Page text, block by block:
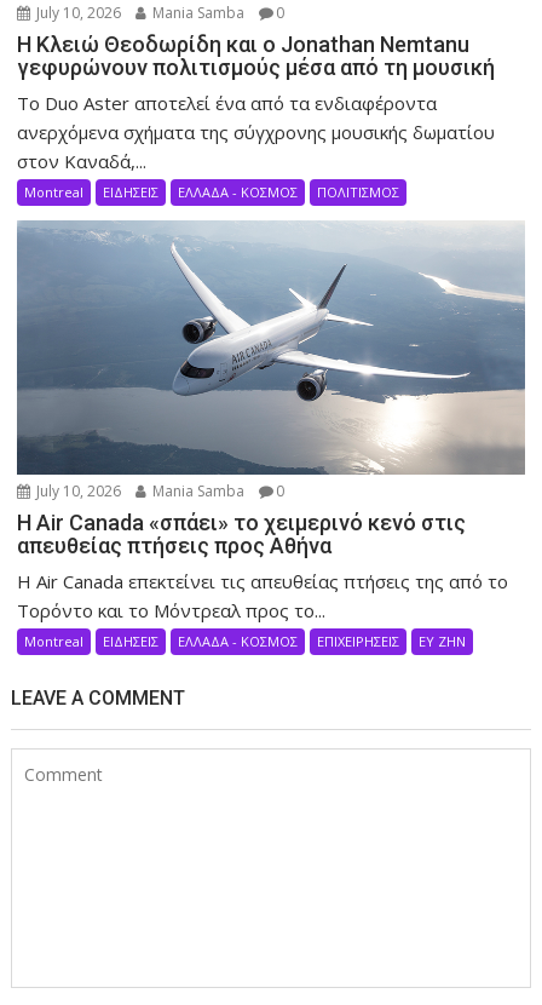
July 10, 2026 Mania Samba 0
Η Κλειώ Θεοδωρίδη και ο Jonathan Nemtanu
γεφυρώνουν πολιτισμούς μέσα από τη μουσική
Το Duo Aster αποτελεί ένα από τα ενδιαφέροντα
ανερχόμενα σχήματα της σύγχρονης μουσικής δωματίου
στον Καναδά,...
Montreal ΕΙΔΗΣΕΙΣ ΕΛΛΑΔΑ - ΚΟΣΜΟΣ ΠΟΛΙΤΙΣΜΟΣ
July 10, 2026 Mania Samba 0
Η Air Canada «σπάει» το χειμερινό κενό στις
απευθείας πτήσεις προς Αθήνα
Η Air Canada επεκτείνει τις απευθείας πτήσεις της από το
Τορόντο και το Μόντρεαλ προς το...
Montreal ΕΙΔΗΣΕΙΣ ΕΛΛΑΔΑ - ΚΟΣΜΟΣ ΕΠΙΧΕΙΡΗΣΕΙΣ ΕΥ ΖΗΝ
LEAVE A COMMENT